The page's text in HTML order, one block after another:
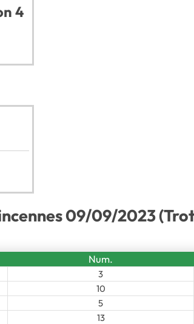
4
09/09/2023
Num.
3
10
5
13